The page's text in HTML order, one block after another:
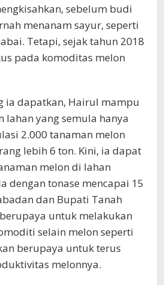
sebelum budi
menanam sayur, seperti
Tetapi, sejak tahun 2018
pada komoditas melon
ia dapatkan, Hairul mampu
lahan yang semula hanya
2.000 tanaman melon
lebih 6 ton. Kini, ia dapat
melon di lahan
dengan tonase mencapai 15
dan Bupati Tanah
untuk melakukan
selain melon seperti
berupaya untuk terus
melonnya.